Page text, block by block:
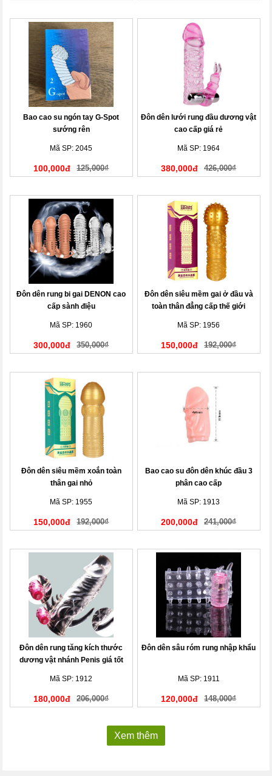
Bao cao su ngón tay G-Spot
sướng rên
Mã SP: 2045
100,000đ 125,000₫
Đôn dên lưới rung đầu dương vật
cao cấp giá rẻ
Mã SP: 1964
380,000đ 426,000₫
Đôn dên rung bi gai DENON cao
cấp sành điệu
Mã SP: 1960
300,000đ 350,000₫
Đôn dên siêu mềm gai ở đầu và
toàn thân đẳng cấp thế giới
Mã SP: 1956
150,000đ 192,000₫
Đôn dên siêu mềm xoắn toàn
thân gai nhỏ
Mã SP: 1955
150,000đ 192,000₫
Bao cao su đôn dên khúc đầu 3
phân cao cấp
Mã SP: 1913
200,000đ 241,000₫
Đôn dên rung tăng kích thước
dương vật nhánh Penis giá tốt
Mã SP: 1912
180,000đ 206,000₫
Đôn dên sâu róm rung nhập khẩu
Mã SP: 1911
120,000đ 148,000₫
Xem thêm